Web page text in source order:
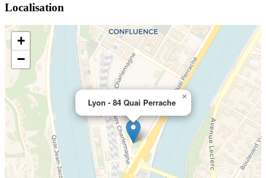
Localisation
Lyon - 84 Quai Perrache
×
+
−